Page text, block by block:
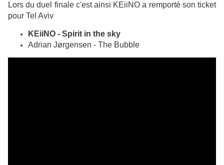
Lors du duel finale c'est ainsi KEiiNO a remporté son ticket
pour Tel Aviv
KEiiNO - Spirit in the sky
Adrian Jørgensen - The Bubble